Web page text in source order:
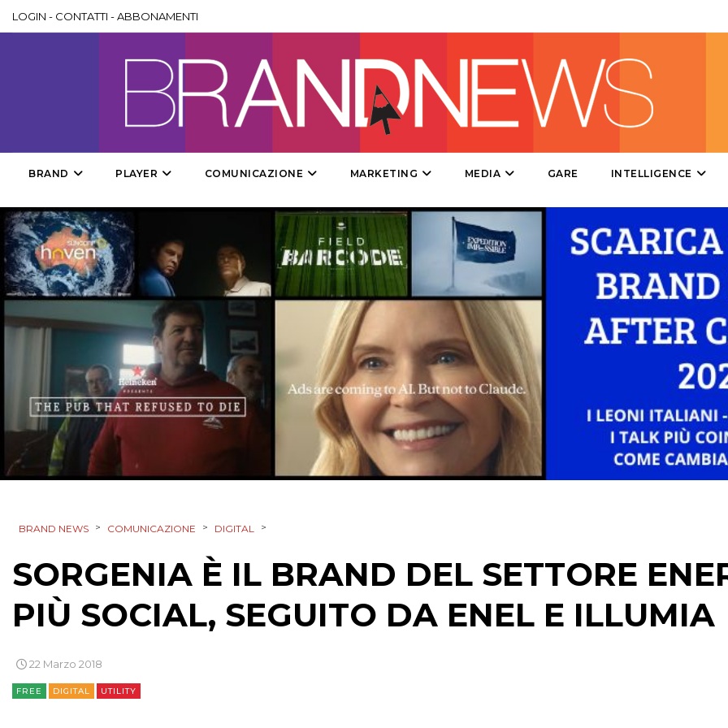
DATI
RICERCHE
NORMATIVE
TREND
CASE HISTORY
OPINIONI
LOGIN - CONTATTI -ABBONAMENTI
BRAND PLAYER COMUNICAZIONE MARKETING MEDIA GARE INTELLIGENCE
BRAND NEWS > COMUNICAZIONE > DIGITAL >
SORGENIA È IL BRAND DEL SETTORE
PIÙ SOCIAL, SEGUITO DA ENEL E ILLUMIA
22 Marzo 2018
FREE DIGITAL UTILITY